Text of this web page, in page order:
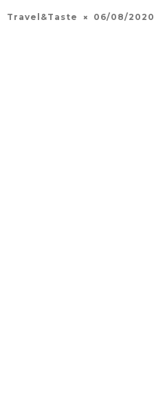
Travel&Taste 06/08/2020